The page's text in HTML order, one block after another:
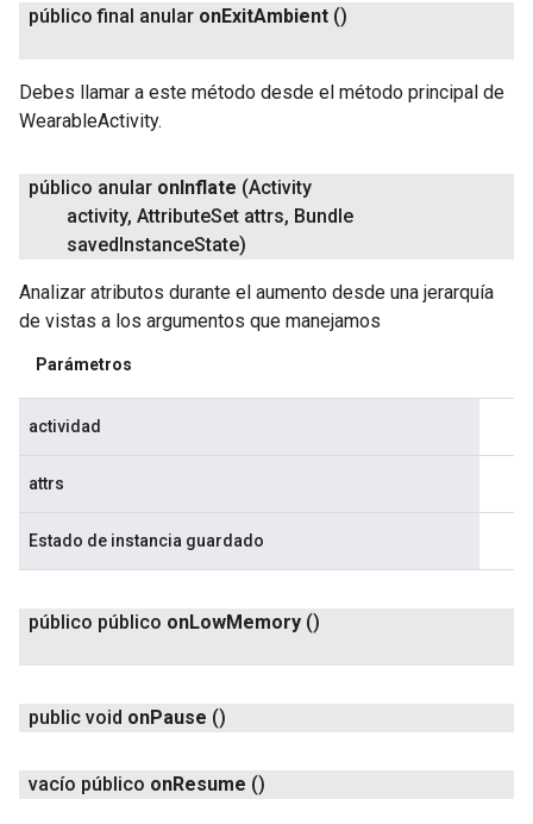
público final anular onExitAmbient ()
Debes llamar a este método desde el método principal de
WearableActivity.
público anular on Inflate (Activity
activity, AttributeSet attrs, Bundle
saved InstanceState)
Analizar atributos durante el aumento desde una jerarquía
de vistas a los argumentos que manejamos
Parámetros
actividad
attrs
Estado de instancia guardado
público público onLowMemory ()
public void onPause ()
vacío público onResume ()